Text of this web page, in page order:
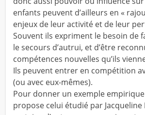
enfants peuvent d’ailleurs en «
enjeux de leur activité et de leur
Souvent ils expriment le besoin de
le secours d’autrui, et d’être
compétences nouvelles qu’ils
Ils peuvent entrer en compétition
(ou avec eux-mêmes).
Pour donner un exemple
propose celui étudié par Jacqueline